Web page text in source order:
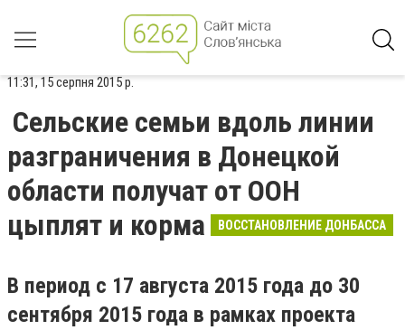
11:31, 15 серпня 2015 р.
Сельские семьи вдоль линии
разграничения в Донецкой
области получат от ООН
цыплят и корма
ВОССТАНОВЛЕНИЕ ДОНБАССА
В период с 17 августа 2015 года до 30
сентября 2015 года в рамках проекта